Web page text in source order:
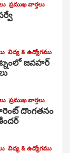
ప్రముఖ వార్తలు
విద్య & ఉద్యోగము
జవహర్
ప్రముఖ వార్తలు
దొంగతనం
విద్య & ఉద్యోగము